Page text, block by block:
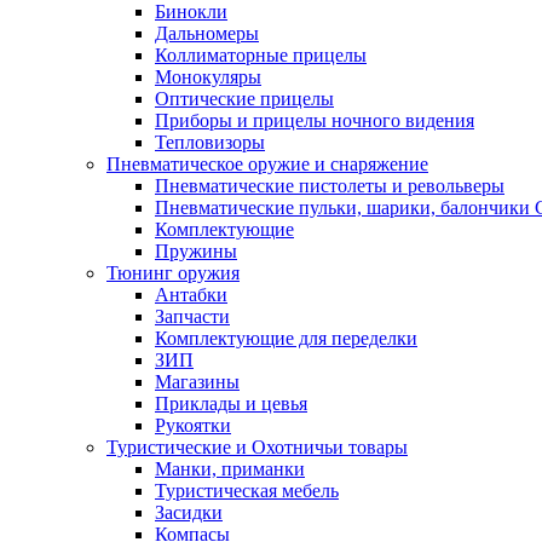
Бинокли
Дальномеры
Коллиматорные прицелы
Монокуляры
Оптические прицелы
Приборы и прицелы ночного видения
Тепловизоры
Пневматическое оружие и снаряжение
Пневматические пистолеты и револьверы
Пневматические пульки, шарики, балончики
Комплектующие
Пружины
Тюнинг оружия
Антабки
Запчасти
Комплектующие для переделки
ЗИП
Магазины
Приклады и цевья
Рукоятки
Туристические и Охотничьи товары
Манки, приманки
Туристическая мебель
Засидки
Компасы